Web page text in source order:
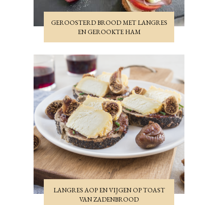
GEROOSTERD BROOD MET LANGRES
EN GEROOKTE HAM
LANGRES AOP EN VIJGEN OP TOAST
VAN ZADENBROOD